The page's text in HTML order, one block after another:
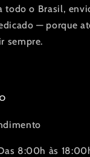
todo o Brasil,
— porque
sempre.
8:00h às